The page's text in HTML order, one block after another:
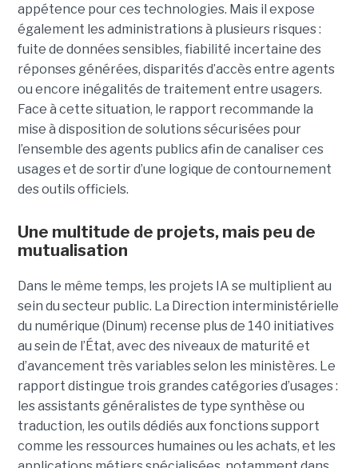
appétence pour ces technologies. Mais il expose
également les administrations à plusieurs risques :
fuite de données sensibles, fiabilité incertaine des
réponses générées, disparités d’accès entre agents
ou encore inégalités de traitement entre usagers.
Face à cette situation, le rapport recommande la
mise à disposition de solutions sécurisées pour
l’ensemble des agents publics afin de canaliser ces
usages et de sortir d’une logique de contournement
des outils officiels.
Une multitude de projets, mais peu de
mutualisation
Dans le même temps, les projets IA se multiplient au
sein du secteur public. La Direction interministérielle
du numérique (Dinum) recense plus de 140 initiatives
au sein de l’État, avec des niveaux de maturité et
d’avancement très variables selon les ministères. Le
rapport distingue trois grandes catégories d’usages :
les assistants généralistes de type synthèse ou
traduction, les outils dédiés aux fonctions support
comme les ressources humaines ou les achats, et les